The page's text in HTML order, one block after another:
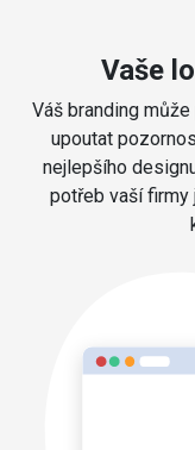
Vaše
Váš branding
upoutat
nejlepšího
potřeb vaší